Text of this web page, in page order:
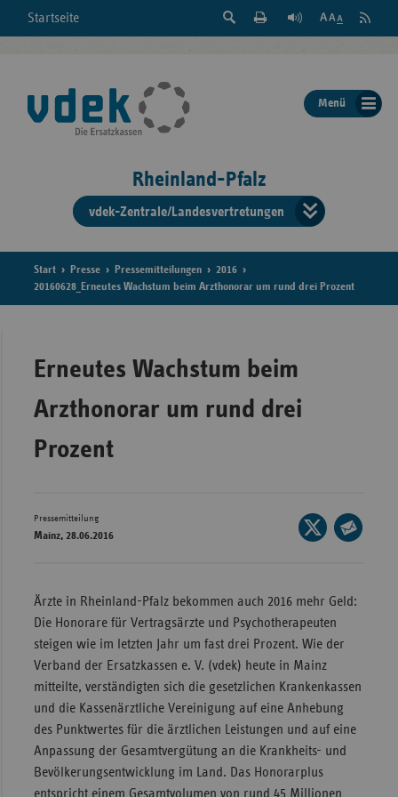
Startseite
Suche
der
Seite
Feed
Menü
Rheinland-Pfalz
vdek-Zentrale/Landesvertretungen
der
Start Presse Pressemitteilungen
2016
20160628_Erneutes Wachstum beim Arzthonorar um rund drei Prozent
Erneutes Wachstum beim
Arzthonorar um rund drei
Prozent
Pressemitteilung
Mainz, 28.06.2016
Seite
auf
E-
Ärzte in Rheinland-Pfalz bekommen auch 2016 mehr Geld:
Die Honorare für Vertragsärzte und Psychotherapeuten
steigen wie im letzten Jahr um fast drei Prozent. Wie der
Verband der Ersatzkassen e. V. (vdek) heute in Mainz
mitteilte, verständigten sich die gesetzlichen Krankenkassen
und die Kassenärztliche Vereinigung auf eine Anhebung
des Punktwertes für die ärztlichen Leistungen und auf eine
Anpassung der Gesamtvergütung an die Krankheits- und
Bevölkerungsentwicklung im Land. Das Honorarplus
entspricht einem Gesamtvolumen von rund 45 Millionen